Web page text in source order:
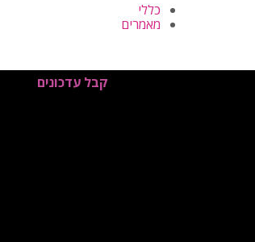
כללי
מאמרים
קבל עדכונים